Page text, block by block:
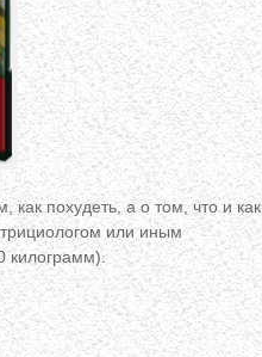
похудеть, а о том, что и как
или иным
килограмм).